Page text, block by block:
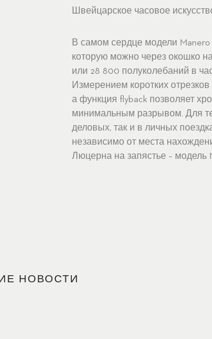
Швейцарское часовое
В самом сердце модели Manero
которую можно через окошко
или 28 800 полуколебаний в
Измерением коротких
а функция flyback позволяет
минимальным разрывом. Для
деловых, так и в личных
независимо от места
Люцерна на запястье – модель
НОВОСТИ